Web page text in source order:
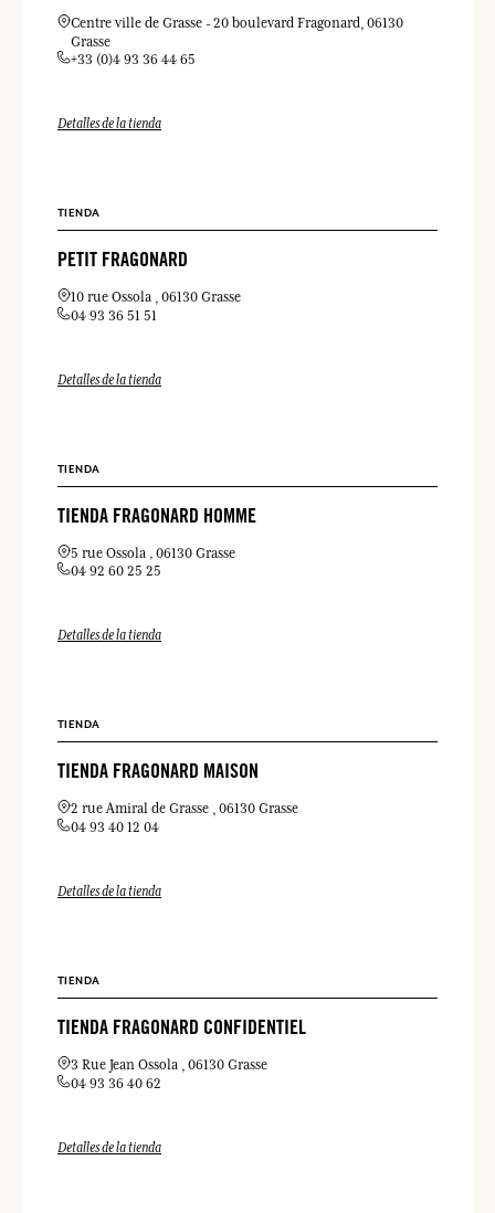
Centre ville de Grasse 20 boulevard Fragonard 06130
Grasse
+33 (0)4 93 36 44 65
Detalles de la tienda
TIENDA
PETIT FRAGONARD
10 rue Ossola
06130 Grasse
04 93 36 51 51
Detalles de la tienda
TIENDA
TIENDA FRAGONARD HOMME
5 rue Ossola
06130 Grasse
04 92 60 25 25
Detalles de la tienda
TIENDA
TIENDA FRAGONARD MAISON
2 rue Amiral de Grasse
06130 Grasse
04 93 40 12 04
Detalles de la tienda
TIENDA
TIENDA FRAGONARD CONFIDENTIEL
3 Rue Jean Ossola
06130 Grasse
04 93 36 40 62
Detalles de la tienda